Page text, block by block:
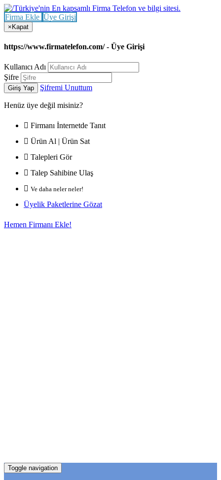
Firma Ekle Üye Girişi
× Kapat
https://www.firmatelefon.com/ - Üye Girişi
Kullanıcı Adı
Şifre
Giriş Yap Şifremi Unuttum
Henüz üye değil misiniz?
Firmanı İnternetde Tanıt
Ürün Al | Ürün Sat
Talepleri Gör
Talep Sahibine Ulaş
Ve daha neler neler!
Üyelik Paketlerine Gözat
Hemen Firmanı Ekle!
Toggle navigation